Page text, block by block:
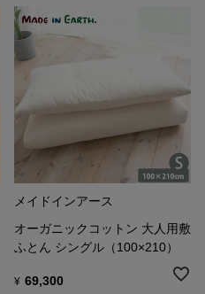
メイドインアース
オーガニックコットン 大人用敷
ふとん シングル（100×210）
¥ 69,300